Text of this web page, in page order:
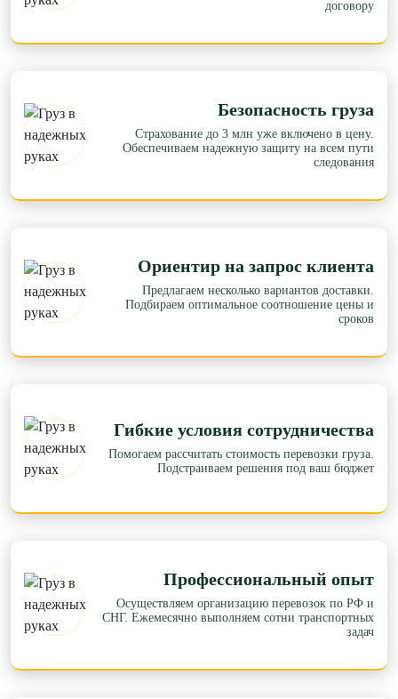
договору
Безопасность груза
Страхование до 3 млн уже включено в цену.
Обеспечиваем надежную защиту на всем пути
следования
Ориентир на запрос клиента
Предлагаем несколько вариантов доставки.
Подбираем оптимальное соотношение цены и
сроков
Гибкие условия сотрудничества
Помогаем рассчитать стоимость перевозки груза.
Подстраиваем решения под ваш бюджет
Профессиональный опыт
Осуществляем организацию перевозок по РФ и
СНГ. Ежемесячно выполняем сотни транспортных
задач